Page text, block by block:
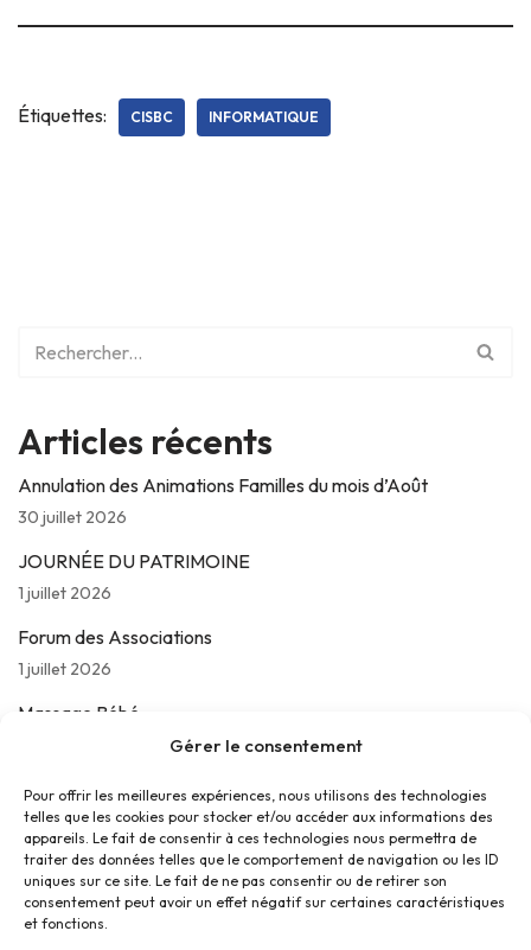
Gérer le consentement
Pour offrir les meilleures expériences, nous utilisons des technologies
telles que les cookies pour stocker et/ou accéder aux informations des
appareils. Le fait de consentir à ces technologies nous permettra de
traiter des données telles que le comportement de navigation ou les ID
uniques sur ce site. Le fait de ne pas consentir ou de retirer son
consentement peut avoir un effet négatif sur certaines caractéristiques
et fonctions.
Étiquettes: CISBC INFORMATIQUE
Articles récents
Annulation des Animations Familles du mois d’Août
30 juillet 2026
JOURNÉE DU PATRIMOINE
1 juillet 2026
Forum des Associations
1 juillet 2026
Massage Bébé
Les jeudis de La Parolière
16 juin 2026